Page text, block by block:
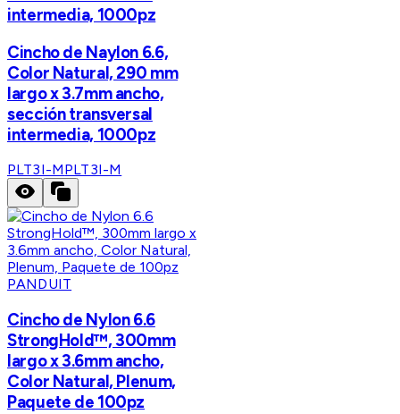
intermedia, 1000pz
Cincho de Naylon 6.6,
Color Natural, 290 mm
largo x 3.7mm ancho,
sección transversal
intermedia, 1000pz
PLT3I-MPLT3I-M
PANDUIT
Cincho de Nylon 6.6
StrongHold™, 300mm
largo x 3.6mm ancho,
Color Natural, Plenum,
Paquete de 100pz